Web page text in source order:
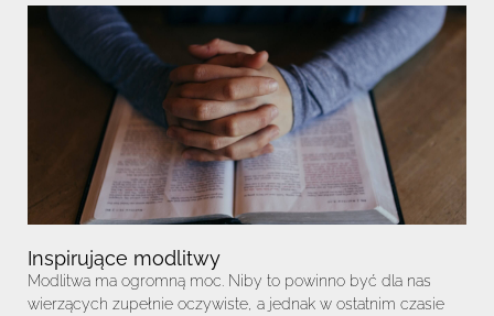
Inspirujące modlitwy
Modlitwa ma ogromną moc. Niby to powinno być dla nas
wierzących zupełnie oczywiste, a jednak w ostatnim czasie